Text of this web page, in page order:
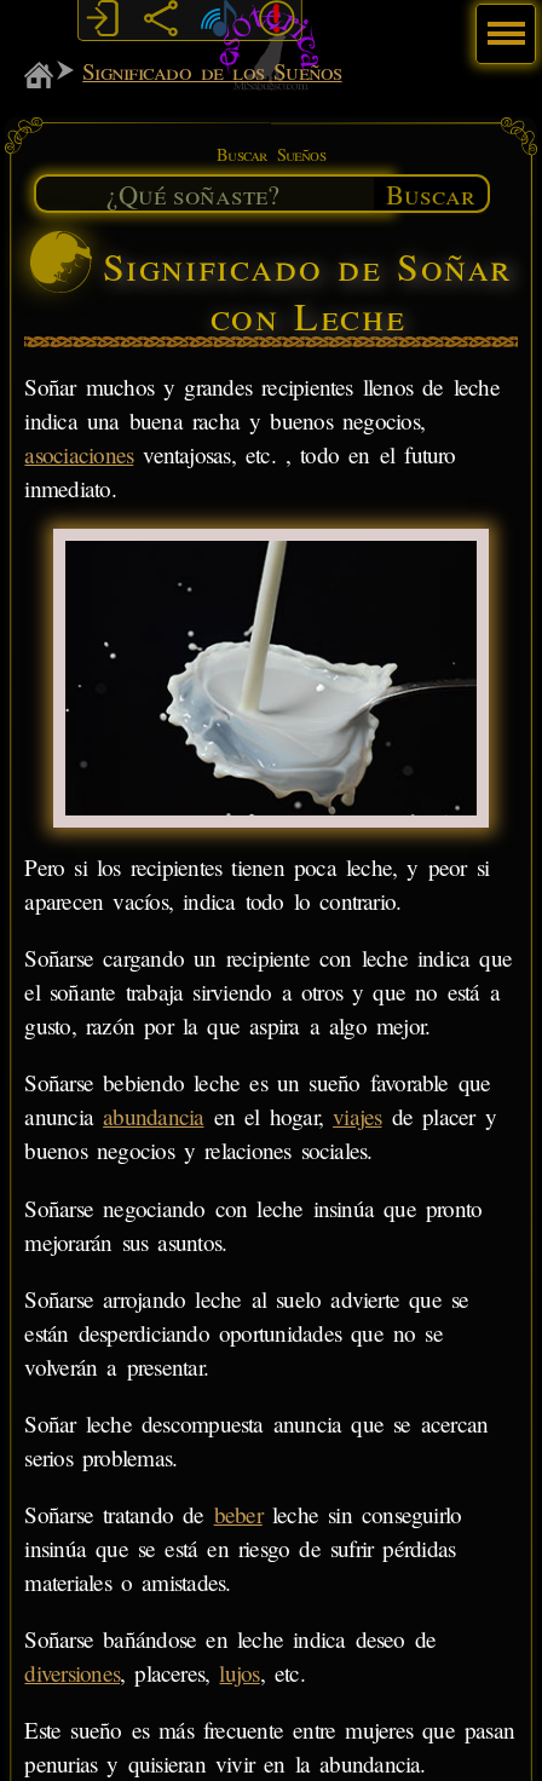
MiSabueso
Significado de los Sueños
Buscar Sueños
Buscar
Significado de Soñar
con Leche
Soñar muchos y grandes recipientes llenos de leche
indica una buena racha y buenos negocios,
asociacionesventajosas, etc. , todo en el futuro
inmediato.
Pero si los recipientes tienen poca leche, y peor si
aparecen vacíos, indica todo lo contrario.
Soñarse cargando un recipiente con leche indica que
el soñante trabaja sirviendo a otros y que no está a
gusto, razón por la que aspira a algo mejor.
Soñarse bebiendo leche es un sueño favorable que
anunciaabundanciaen el hogar,viajesde placer y
buenos negocios y relaciones sociales.
Soñarse negociando con leche insinúa que pronto
mejorarán sus asuntos.
Soñarse arrojando leche al suelo advierte que se
están desperdiciando oportunidades que no se
volverán a presentar.
Soñar leche descompuesta anuncia que se acercan
serios problemas.
Soñarse tratando de beberleche sin conseguirlo
insinúa que se está en riesgo de sufrir pérdidas
materiales o amistades.
Soñarse bañándose en leche indica deseo de
diversiones, placeres,lujos, etc.
Este sueño es más frecuente entre mujeres que pasan
penurias y quisieran vivir en la abundancia.
Menú